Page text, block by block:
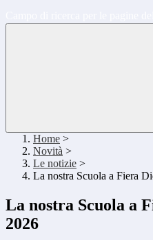
Home >
Novità >
Le notizie >
La nostra Scuola a Fiera
La nostra Scuola a
2026